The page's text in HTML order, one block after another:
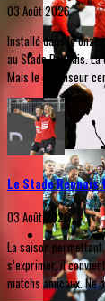
03 Août 2026
Installé dans le
au Stade Rennais.
Mais le défenseur
Le Stade
03 Août 2026
La saison
s’exprimer, il
matchs amicaux. Ne